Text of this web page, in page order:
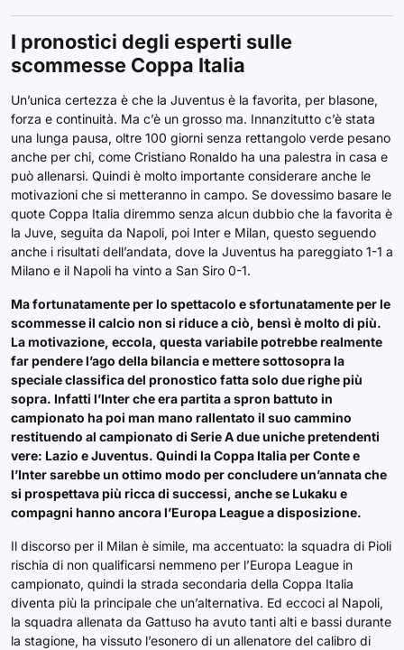
I pronostici degli esperti sulle
scommesse Coppa Italia
Un’unica certezza è che la Juventus è la favorita, per blasone,
forza e continuità. Ma c’è un grosso ma. Innanzitutto c’è stata
una lunga pausa, oltre 100 giorni senza rettangolo verde pesano
anche per chi, come Cristiano Ronaldo ha una palestra in casa e
può allenarsi. Quindi è molto importante considerare anche le
motivazioni che si metteranno in campo. Se dovessimo basare le
quote Coppa Italia diremmo senza alcun dubbio che la favorita è
la Juve, seguita da Napoli, poi Inter e Milan, questo seguendo
anche i risultati dell’andata, dove la Juventus ha pareggiato 1-1 a
Milano e il Napoli ha vinto a San Siro 0-1.
Ma fortunatamente per lo spettacolo e sfortunatamente per le
scommesse il calcio non si riduce a ciò, bensì è molto di più.
La motivazione, eccola, questa variabile potrebbe realmente
far pendere l’ago della bilancia e mettere sottosopra la
speciale classifica del pronostico fatta solo due righe più
sopra. Infatti l’Inter che era partita a spron battuto in
campionato ha poi man mano rallentato il suo cammino
restituendo al campionato di Serie A due uniche pretendenti
vere: Lazio e Juventus. Quindi la Coppa Italia per Conte e
l’Inter sarebbe un ottimo modo per concludere un’annata che
si prospettava più ricca di successi, anche se Lukaku e
compagni hanno ancora l’Europa League a disposizione.
Il discorso per il Milan è simile, ma accentuato: la squadra di Pioli
rischia di non qualificarsi nemmeno per l’Europa League in
campionato, quindi la strada secondaria della Coppa Italia
diventa più la principale che un’alternativa. Ed eccoci al Napoli,
la squadra allenata da Gattuso ha avuto tanti alti e bassi durante
la stagione, ha vissuto l’esonero di un allenatore del calibro di